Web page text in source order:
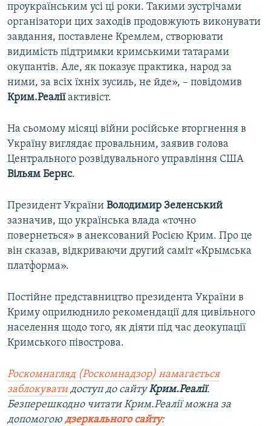
проукраїнським усі ці роки. Такими зустрічами
організатори цих заходів продовжують виконувати
завдання, поставлене Кремлем, створювати
видимість підтримки кримськими татарами
окупантів. Але, як показує практика, народ за
ними, за всіх їхніх зусиль, не йде», – повідомив
Крим.Реаліїактивіст.
На сьомому місяці війни російське вторгнення в
Україну виглядає провальним, заявив голова
Центрального розвідувального управління США
Вільям Бернс.
Президент України Володимир Зеленський
зазначив, що українська влада «точно
повернеться» в анексований Росією Крим. Про це
він сказав, відкриваючи другий саміт «Крымська
платформа».
Постійне представництво президента України в
Криму оприлюднило рекомендації для цивільного
населення щодо того, як діяти під час деокупації
Кримського півострова.
Роскомнагляд (Роскомнадзор) намагається
заблокуватидоступ до сайтуКрим.Реалії.
Безперешкодно читати Крим.Реалії можна за
допомогою дзеркального сайту: